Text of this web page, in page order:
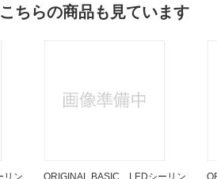
ちらの商品も見ています
リン ORIGINAL BASIC LEDシーリン